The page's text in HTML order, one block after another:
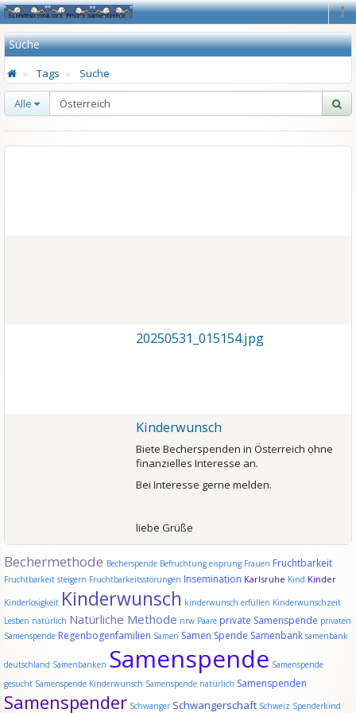
Suche
Tags Suche
Alle
20250531_015154.jpg
Kinderwunsch
Biete Becherspenden in Österreich ohne
finanzielles Interesse an.
Bei Interesse gerne melden.
liebe Grüße
Bechermethode Becherspende Befruchtung eisprung Frauen Fruchtbarkeit
Fruchtbarkeit steigern Fruchtbarkeitsstörungen Insemination Karlsruhe Kind Kinder
Kinderlosigkeit Kinderwunsch kinderwunsch erfüllen Kinderwunschzeit
Lesben natürlich Natürliche Methode nrw Paare private Samenspende privaten
Samenspende Regenbogenfamilien Samen Samen Spende Samenbank samenbank
deutschland Samenbanken Samenspende Samenspende
gesucht Samenspende Kinderwunsch Samenspende natürlich Samenspenden
Samenspender Schwanger Schwangerschaft Schweiz Spenderkind